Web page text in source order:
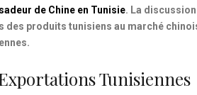
de Chine en Tunisie. La
des produits tunisiens au marché
Tunisiennes